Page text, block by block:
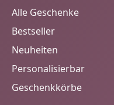
Alle Geschenke
Bestseller
Neuheiten
Personalisierbar
Geschenkkörbe